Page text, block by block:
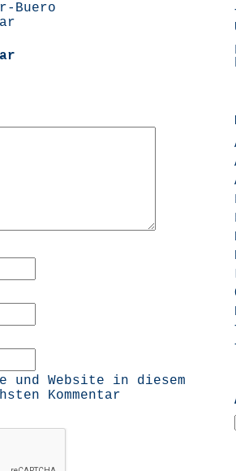
Buero
und Website in diesem
Kommentar